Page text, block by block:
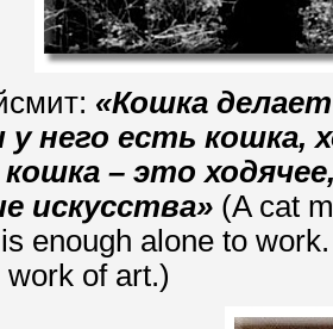
«Кошка
у него есть
– это
искусства» (A cat
enough alone to
of art.)